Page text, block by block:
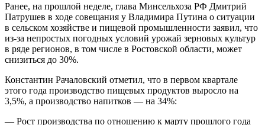
Ранее, на прошлой неделе, глава Минсельхоза РФ Дмитрий
Патрушев в ходе совещания у Владимира Путина о ситуации
в сельском хозяйстве и пищевой промышленности заявил, что
из-за непростых погодных условий урожай зерновых культур
в ряде регионов, в том числе в Ростовской области, может
снизиться до 30%.
Константин Рачаловский отметил, что в первом квартале
этого года производство пищевых продуктов выросло на
3,5%, а производство напитков — на 34%:
— Рост производства по отношению к марту прошлого года